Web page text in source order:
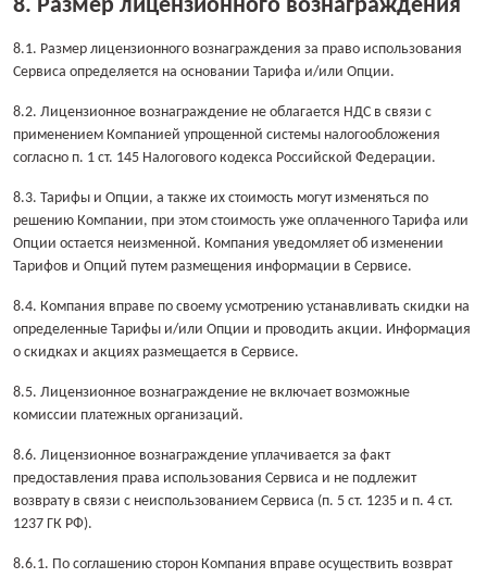
8. Размер лицензионного вознаграждения
8.1. Размер лицензионного вознаграждения за право использования
Сервиса определяется на основании Тарифа и/или Опции.
8.2. Лицензионное вознаграждение не облагается НДС в связи с
применением Компанией упрощенной системы налогообложения
согласно п. 1 ст. 145 Налогового кодекса Российской Федерации.
8.3. Тарифы и Опции, а также их стоимость могут изменяться по
решению Компании, при этом стоимость уже оплаченного Тарифа или
Опции остается неизменной. Компания уведомляет об изменении
Тарифов и Опций путем размещения информации в Сервисе.
8.4. Компания вправе по своему усмотрению устанавливать скидки на
определенные Тарифы и/или Опции и проводить акции. Информация
о скидках и акциях размещается в Сервисе.
8.5. Лицензионное вознаграждение не включает возможные
комиссии платежных организаций.
8.6. Лицензионное вознаграждение уплачивается за факт
предоставления права использования Сервиса и не подлежит
возврату в связи с неиспользованием Сервиса (п. 5 ст. 1235 и п. 4 ст.
1237 ГК РФ).
8.6.1. По соглашению сторон Компания вправе осуществить возврат